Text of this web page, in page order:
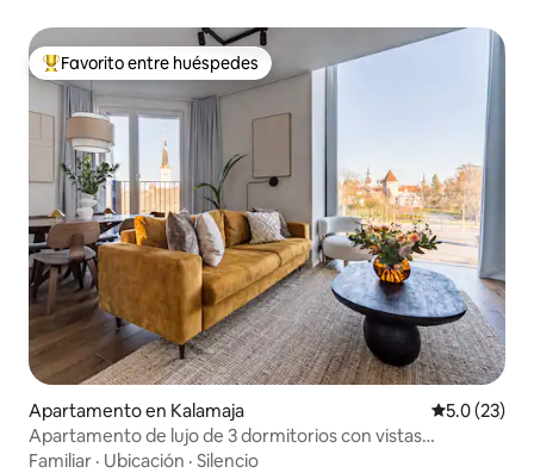
Favorito entre huéspedes preferido
Favorito entre huéspedes
Apartamento en Kalamaja Calificación
5.0 (23)
Apartamento de lujo de 3 dormitorios con vistas
panorámicas al casco antiguo | 6 balcones
Familiar · Ubicación · Silencio